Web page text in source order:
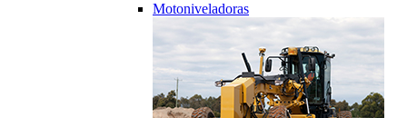
Motoniveladoras